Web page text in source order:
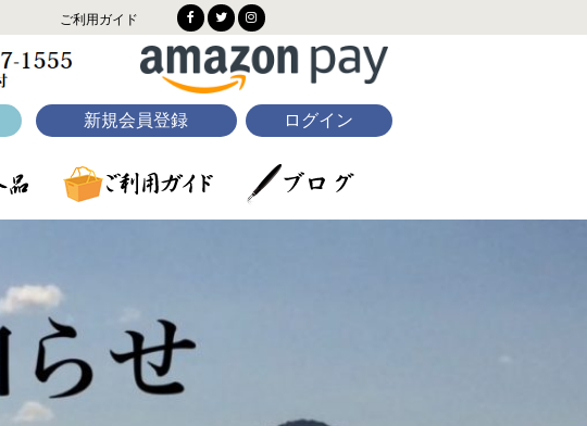
ご利用ガイド
新規会員登録 ログイン